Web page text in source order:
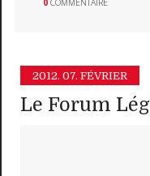
0 COMMENTAIRE
2012. 07. FÉVRIER
Le Forum